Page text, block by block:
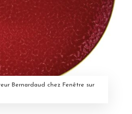
Bernardaud chez Fenêtre sur